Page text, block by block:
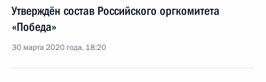
Утверждён состав Российского оргкомитета
«Победа»
30 марта 2020 года, 18:20